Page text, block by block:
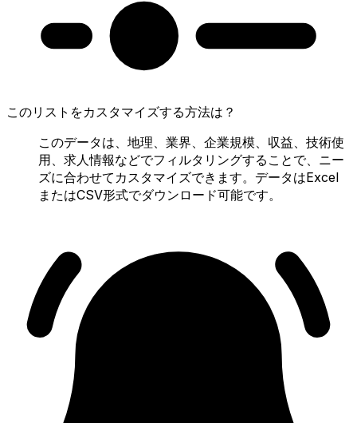
このリストをカスタマイズする方法は？
このデータは、地理、業界、企業規模、収益、技術使
用、求人情報などでフィルタリングすることで、ニー
ズに合わせてカスタマイズできます。データはExcel
またはCSV形式でダウンロード可能です。